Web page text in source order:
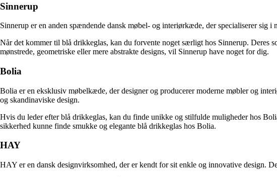
Sinnerup
Sinnerup er en anden spændende dansk møbel- og interiørkæde, der specialiserer
Når det kommer til blå drikkeglas, kan du forvente noget særligt hos Sinnerup.
mønstrede, geometriske eller mere abstrakte designs, vil Sinnerup have noget for dig.
Bolia
Bolia er en eksklusiv møbelkæde, der designer og producerer moderne møbler og
og skandinaviske design.
Hvis du leder efter blå drikkeglas, kan du finde unikke og stilfulde muligheder hos
sikkerhed kunne finde smukke og elegante blå drikkeglas hos Bolia.
HAY
HAY er en dansk designvirksomhed, der er kendt for sit enkle og innovative design.